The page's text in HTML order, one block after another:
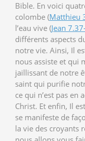
Bible. En voici
colombe (Matthieu
l’eau vive (Jean
différents aspects
notre vie. Ainsi, Il
nous assiste et qui
jaillissant de notre
saint qui purifie
ce qui n’est pas en
Christ. Et enfin, Il
se manifeste de
la vie des croyants